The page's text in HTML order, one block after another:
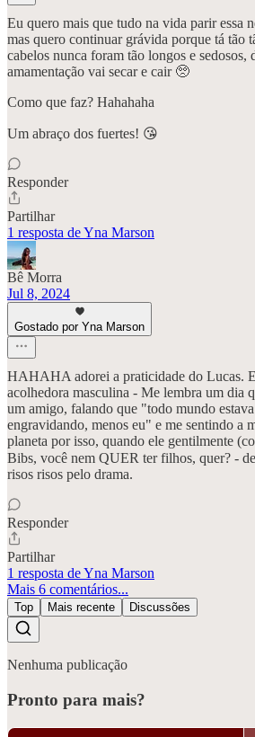
Eu quero mais que tudo na vida parir essa
mas quero continuar grávida porque tá tão
cabelos nunca foram tão longos e sedosos,
amamentação vai secar e cair 🥺
Como que faz? Hahahaha
Um abraço dos fuertes! 😘
Responder
Partilhar
1 resposta de Yna Marson
Bê Morra
Jul 8, 2024
Gostado por Yna Marson
HAHAHA adorei a praticidade do Lucas.
acolhedora masculina - Me lembra um dia
um amigo, falando que "todo mundo
engravidando, menos eu" e me sentindo a
planeta por isso, quando ele gentilmente
Bibs, você nem QUER ter filhos, quer? -
risos risos pelo drama.
Responder
Partilhar
1 resposta de Yna Marson
Mais 6 comentários...
Top Mais recente Discussões
Nenhuma publicação
Pronto para mais?